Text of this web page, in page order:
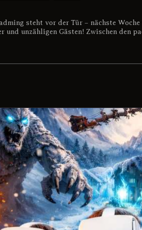
steht vor der Tür – nächste
und unzähligen Gästen! Zwischen den